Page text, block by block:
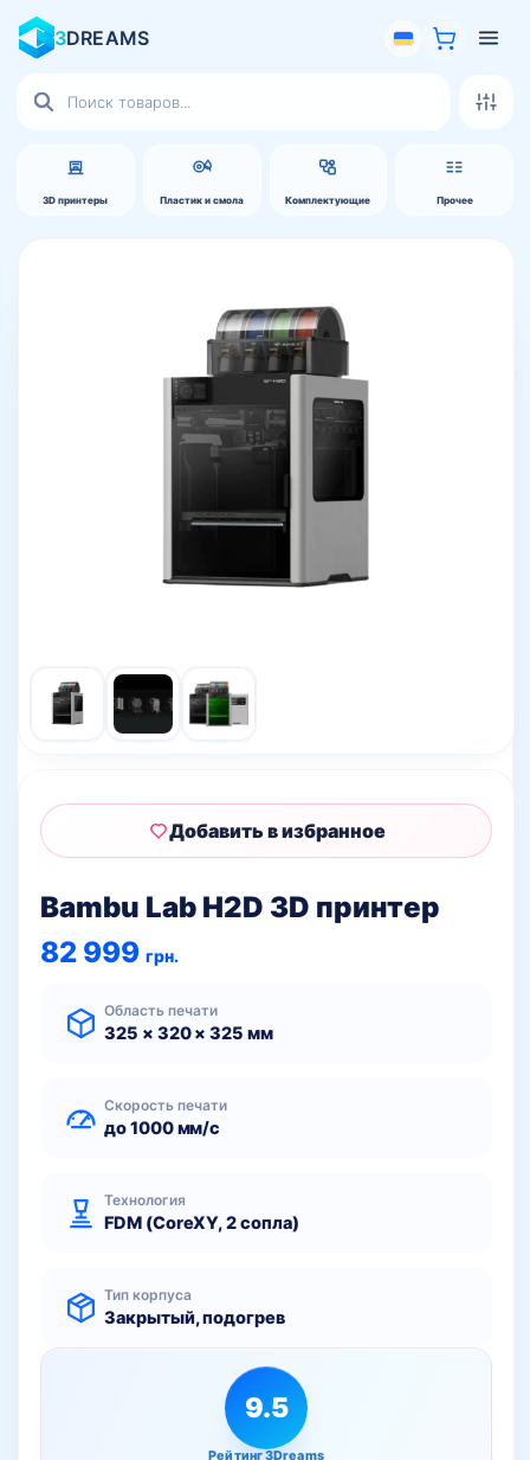
3DREAMS
3D принтеры Пластик и смола Комплектующие Прочее
товаров
Bambu Lab H2D 3D принтер
82 999 грн.
Область печати
325 × 320 × 325 мм
Скорость печати
до 1000 мм/с
Технология
FDM (CoreXY, 2 сопла)
Тип корпуса
Закрытый, подогрев
9.5
Рейтинг 3Dreams
Добавить в избранное